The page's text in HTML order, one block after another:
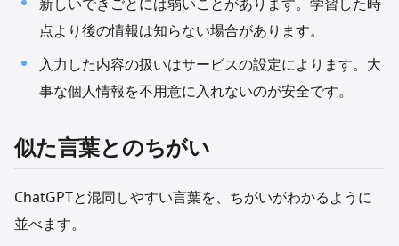
点より後の情報は知らない場合があります。
入力した内容の扱いはサービスの設定によります。大
事な個人情報を不用意に入れないのが安全です。
似た言葉とのちがい
ChatGPTと混同しやすい言葉を、ちがいがわかるように
並べます。